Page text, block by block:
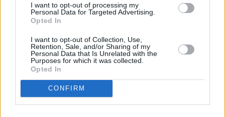
I want to opt-out of processing my
Personal Data for Targeted Advertising.
Opted In
I want to opt-out of Collection, Use,
Retention, Sale, and/or Sharing of my
Personal Data that Is Unrelated with the
Purposes for which it was collected.
Opted In
CONFIRM